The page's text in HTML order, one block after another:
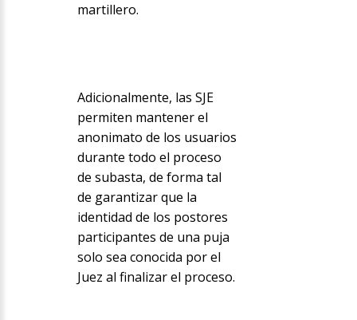
martillero.
Adicionalmente, las SJE
permiten mantener el
anonimato de los usuarios
durante todo el proceso
de subasta, de forma tal
de garantizar que la
identidad de los postores
participantes de una puja
solo sea conocida por el
Juez al finalizar el proceso.